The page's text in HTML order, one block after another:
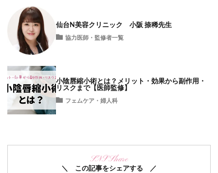
仙台N美容クリニック 小阪 捺稀先生
協力医師・監修者一覧
小陰唇縮小術とは？メリット・効果から副作用・
リスクまで【医師監修】
フェムケア・婦人科
SNS Share
＼ この記事をシェアする ／